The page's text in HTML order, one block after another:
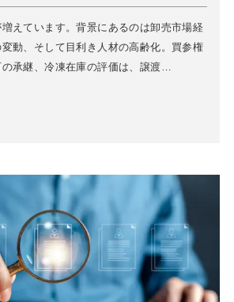
えています。背景にあるのは卸売市場経
動、そして目利き人材の高齢化。買参権
承継、冷凍在庫の評価は、譲渡…